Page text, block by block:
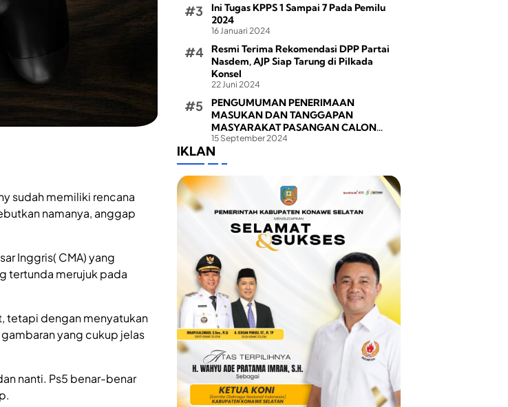
sudah memiliki rencana
namanya, anggap
Inggris( CMA) yang
tertunda merujuk pada
tetapi dengan menyatukan
yang cukup jelas
nanti. Ps5 benar-benar
Ini Tugas KPPS 1 Sampai 7 Pada Pemilu
2024
16 Januari 2024
Resmi Terima Rekomendasi DPP Partai
Nasdem, AJP Siap Tarung di Pilkada
Konsel
22 Juni 2024
PENGUMUMAN PENERIMAAN
MASUKAN DAN TANGGAPAN
MASYARAKAT PASANGAN CALON
BUPATI DAN WAKIL BUPATI PADA
PEMILIHAN BUPATI DAN WAKIL BUPATI
KONAWE SELATAN TAHUN 2024
15 September 2024
IKLAN